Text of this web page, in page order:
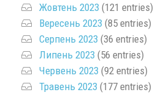
Жовтень 2023 (121 entries)
Вересень 2023 (85 entries)
Серпень 2023 (36 entries)
Липень 2023 (56 entries)
Червень 2023 (92 entries)
Травень 2023 (177 entries)